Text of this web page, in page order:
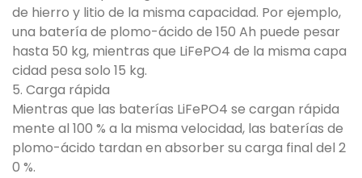
de hierro y litio de la misma capacidad. Por ejemplo,
una batería de plomo-ácido de 150 Ah puede pesar
hasta 50 kg, mientras que LiFePO4 de la misma capa
cidad pesa solo 15 kg.
5. Carga rápida
Mientras que las baterías LiFePO4 se cargan rápida
mente al 100 % a la misma velocidad, las baterías de
plomo-ácido tardan en absorber su carga final del 2
0 %.